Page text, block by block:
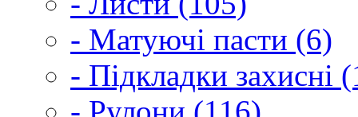
- Матуючі пасти (6)
- Підкладки захисні